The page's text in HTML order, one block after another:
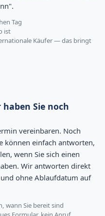
Tag
ist
Käufer — das bringt
haben Sie noch
vereinbaren. Noch
können einfach antworten,
wenn Sie sich einen
Wir antworten direkt
ohne Ablaufdatum auf
wann Sie bereit sind